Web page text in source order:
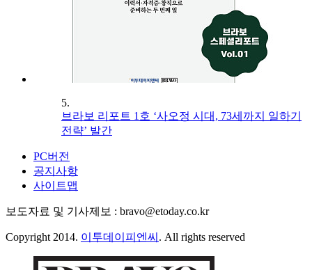
5.
브라보 리포트 1호 ‘사오정 시대, 73세까지 일하기
전략’ 발간
PC버전
공지사항
사이트맵
보도자료 및 기사제보 : bravo@etoday.co.kr
Copyright 2014. 이투데이피엔씨 . All rights reserved